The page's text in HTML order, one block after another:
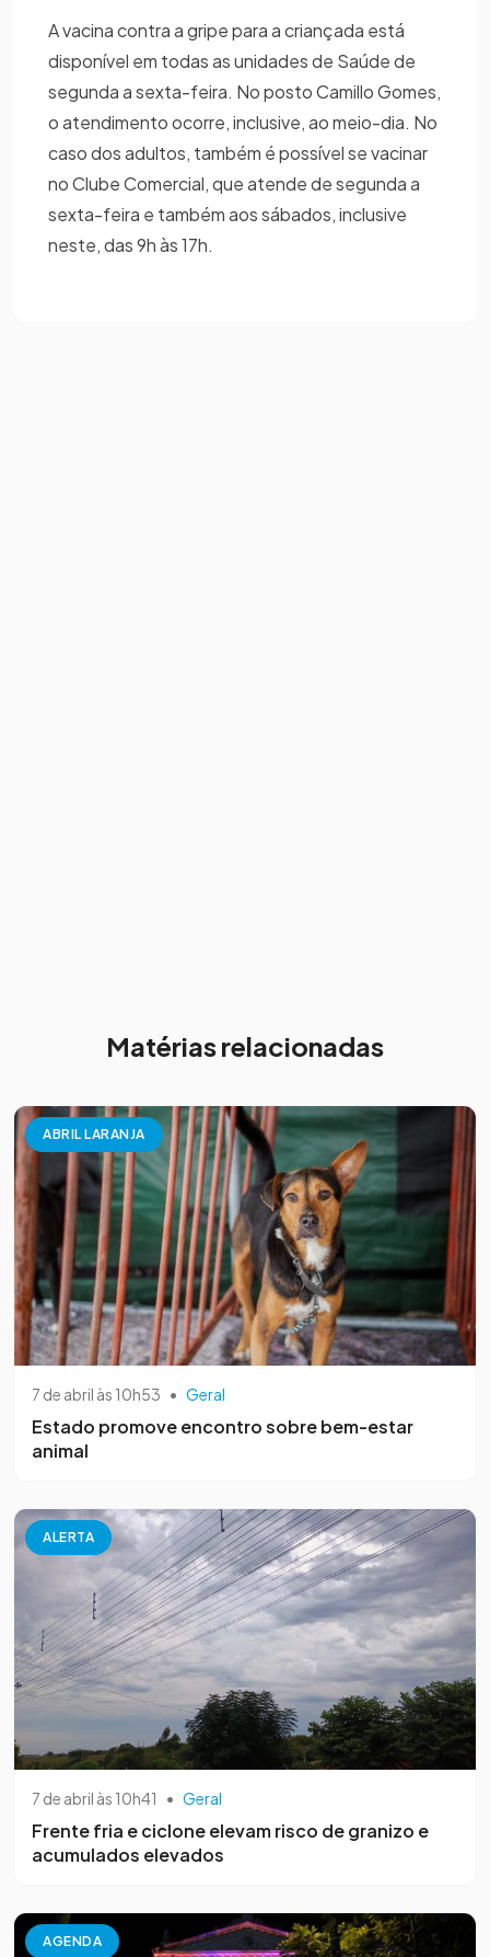
A vacina contra a gripe para a criançada está
disponível em todas as unidades de Saúde de
segunda a sexta-feira. No posto Camillo Gomes,
o atendimento ocorre, inclusive, ao meio-dia. No
caso dos adultos, também é possível se vacinar
no Clube Comercial, que atende de segunda a
sexta-feira e também aos sábados, inclusive
neste, das 9h às 17h.
Matérias relacionadas
ABRIL LARANJA
7 de abril às 10h53 • Geral
Estado promove encontro sobre bem-estar
animal
ALERTA
7 de abril às 10h41 • Geral
Frente fria e ciclone elevam risco de granizo e
acumulados elevados
AGENDA